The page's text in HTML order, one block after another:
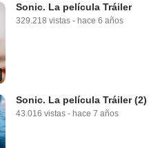
Sonic. La película Tráiler
329.218 vistas - hace 6 años
Sonic. La película Tráiler (2)
43.016 vistas - hace 7 años